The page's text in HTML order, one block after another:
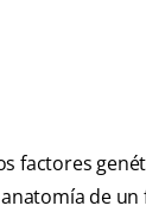
factores
de